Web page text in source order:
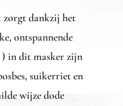
zorgt dankzij het
ontspannende
in dit masker zijn
suikerriet en
wijze dode